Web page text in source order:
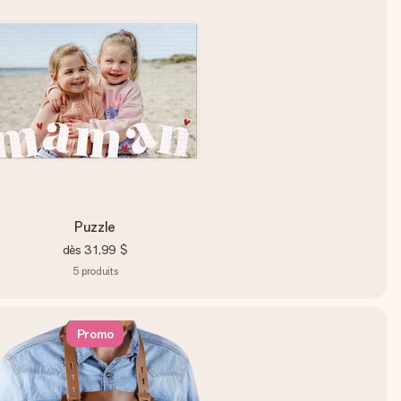
Puzzle
dès 31,99 $
5 produits
Promo